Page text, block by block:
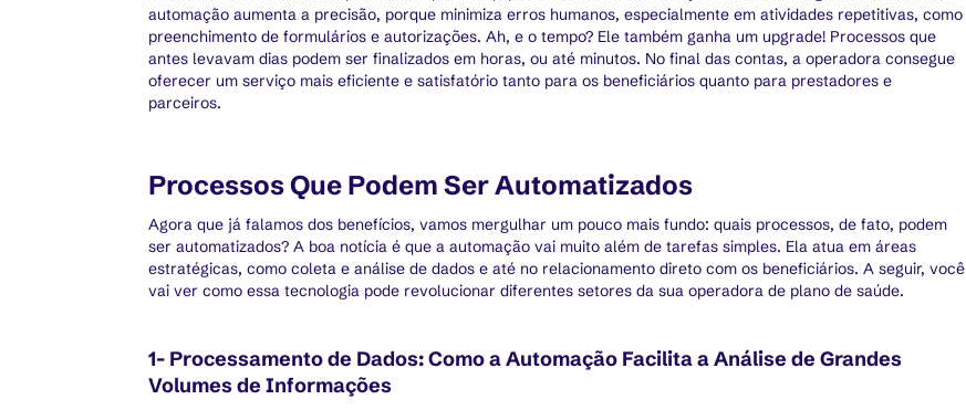
automação aumenta a precisão, porque minimiza erros humanos, especialmente em atividades repetitivas, como
preenchimento de formulários e autorizações. Ah, e o tempo? Ele também ganha um upgrade! Processos que
antes levavam dias podem ser finalizados em horas, ou até minutos. No final das contas, a operadora consegue
oferecer um serviço mais eficiente e satisfatório tanto para os beneficiários quanto para prestadores e
parceiros.
Processos Que Podem Ser Automatizados
Agora que já falamos dos benefícios, vamos mergulhar um pouco mais fundo: quais processos, de fato, podem
ser automatizados? A boa notícia é que a automação vai muito além de tarefas simples. Ela atua em áreas
estratégicas, como coleta e análise de dados e até no relacionamento direto com os beneficiários. A seguir, você
vai ver como essa tecnologia pode revolucionar diferentes setores da sua operadora de plano de saúde.
1- Processamento de Dados: Como a Automação Facilita a Análise de Grandes
Volumes de Informações